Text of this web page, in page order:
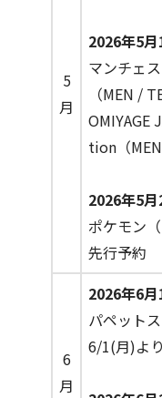
5
月
2026年5
マンチェ
（MEN /
OMIYAGE
tion（
2026年5
ポケモン
先行予約
6
月
2026年6
パペット
6/1(月)よ